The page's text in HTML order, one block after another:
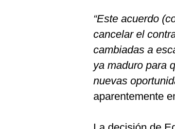
“Este acuerdo
cancelar el
cambiadas a
ya maduro para
nuevas
aparentemente